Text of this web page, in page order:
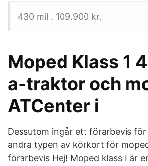
430 mil . 109.900 kr.
Moped Klass 1
a-traktor och
ATCenter i
Dessutom ingår ett förarbevis för
andra typen av körkort för
förarbevis Hej! Moped klass I är